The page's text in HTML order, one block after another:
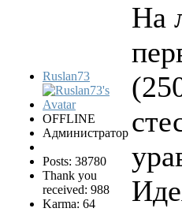
Ruslan73
OFFLINE
Администратор
Posts: 38780
Thank you
received: 988
Karma: 64
На